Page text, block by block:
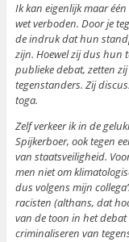
Ik kan eigenlijk maar
wet verboden. Door je
de indruk dat hun
zijn. Hoewel zij dus hun
publieke debat, zetten
tegenstanders. Zij
toga.
Zelf verkeer ik in de
Spijkerboer, ook tegen
van staatsveiligheid.
men niet om
dus volgens mijn
racisten (althans, dat
van de toon in het debat
criminaliseren van